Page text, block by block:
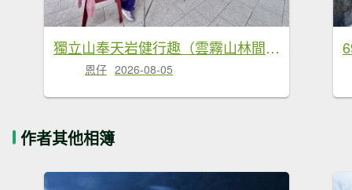
獨立山奉天岩健行趣（雲霧山林間的悠閒時光） 2026.7.30
恩仔 2026-08-05
作者其他相簿